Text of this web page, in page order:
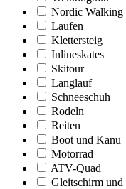
Nordic Walking
Laufen
Klettersteig
Inlineskates
Skitour
Langlauf
Schneeschuh
Rodeln
Reiten
Boot und Kanu
Motorrad
ATV-Quad
Gleitschirm und